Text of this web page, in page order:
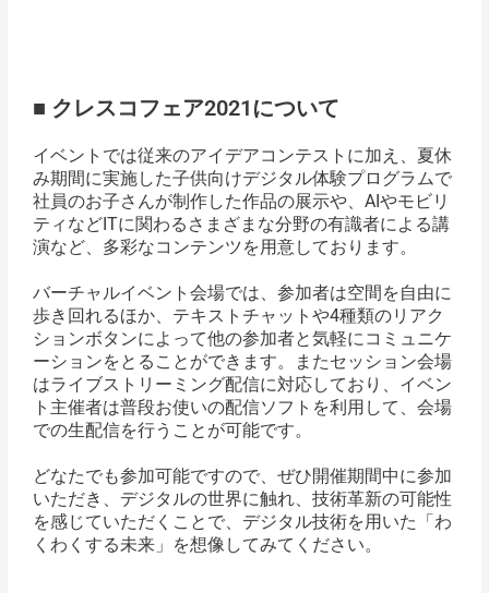
■ クレスコフェア2021について
イベントでは従来のアイデアコンテストに加え、夏休
み期間に実施した子供向けデジタル体験プログラムで
社員のお子さんが制作した作品の展示や、AIやモビリ
ティなどITに関わるさまざまな分野の有識者による講
演など、多彩なコンテンツを用意しております。
バーチャルイベント会場では、参加者は空間を自由に
歩き回れるほか、テキストチャットや4種類のリアク
ションボタンによって他の参加者と気軽にコミュニケ
ーションをとることができます。またセッション会場
はライブストリーミング配信に対応しており、イベン
ト主催者は普段お使いの配信ソフトを利用して、会場
での生配信を行うことが可能です。
どなたでも参加可能ですので、ぜひ開催期間中に参加
いただき、デジタルの世界に触れ、技術革新の可能性
を感じていただくことで、デジタル技術を用いた「わ
くわくする未来」を想像してみてください。